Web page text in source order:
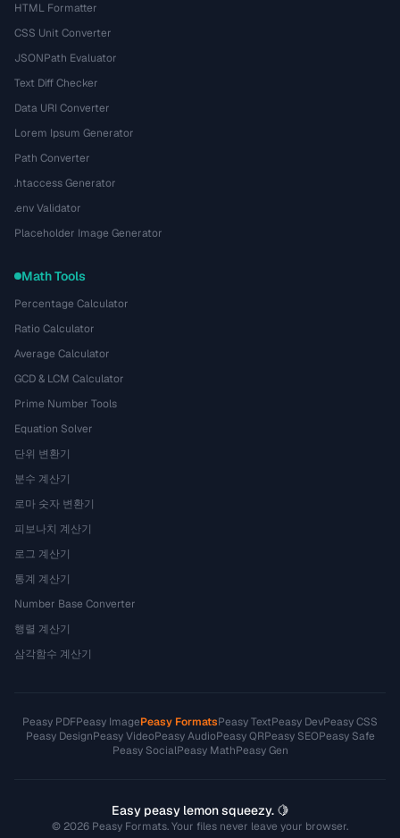
HTML Formatter
CSS Unit Converter
JSONPath Evaluator
Text Diff Checker
Data URI Converter
Lorem Ipsum Generator
Path Converter
.htaccess Generator
.env Validator
Placeholder Image Generator
Math Tools
Percentage Calculator
Ratio Calculator
Average Calculator
GCD & LCM Calculator
Prime Number Tools
Equation Solver
단위 변환기
분수 계산기
로마 숫자 변환기
피보나치 계산기
로그 계산기
통계 계산기
Number Base Converter
행렬 계산기
삼각함수 계산기
Peasy PDFPeasy ImagePeasy FormatsPeasy TextPeasy DevPeasy CSS
Peasy DesignPeasy VideoPeasy AudioPeasy QRPeasy SEOPeasy Safe
Peasy SocialPeasy MathPeasy Gen
Easy peasy lemon squeezy. 🍋
© 2026 Peasy Formats. Your files never leave your browser.